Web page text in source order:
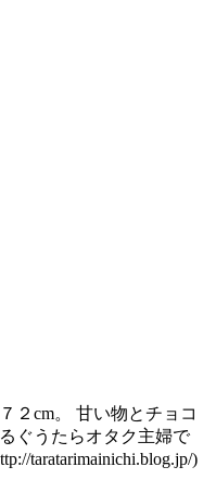
２cm。 甘い物とチョコ
ぐうたらオタク主婦で
taratarimainichi.blog.jp/)